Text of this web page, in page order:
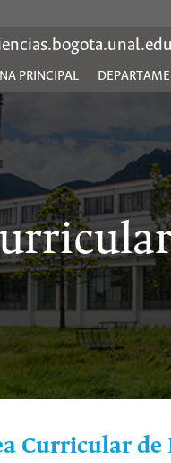
PRINCIPAL
Curricular de